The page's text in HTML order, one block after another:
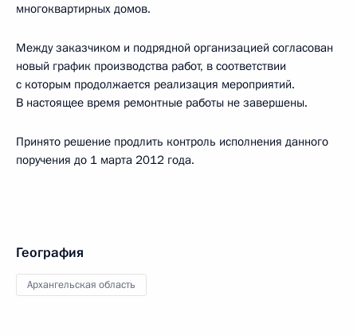
многоквартирных домов.
Между заказчиком и подрядной организацией согласован
новый график производства работ, в соответствии
с которым продолжается реализация мероприятий.
В настоящее время ремонтные работы не завершены.
Принято решение продлить контроль исполнения данного
поручения до 1 марта 2012 года.
География
Архангельская область